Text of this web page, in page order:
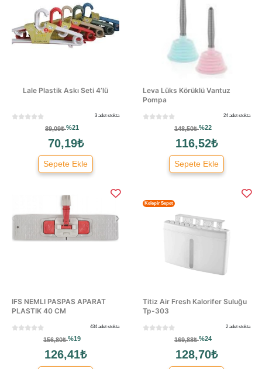
Lale Plastik Askı Seti 4’lü
3 adet stokta
89,09₺%21
70,19₺
Sepete Ekle
Leva Lüks Körüklü Vantuz
Pompa
24 adet stokta
148,50₺%22
116,52₺
Sepete Ekle
IFS NEMLI PASPAS APARAT
PLASTIK 40 CM
434 adet stokta
156,80₺%19
126,41₺
Titiz Air Fresh Kalorifer Suluğu
Tp-303
Kelepir Sepet
2 adet stokta
169,88₺%24
128,70₺